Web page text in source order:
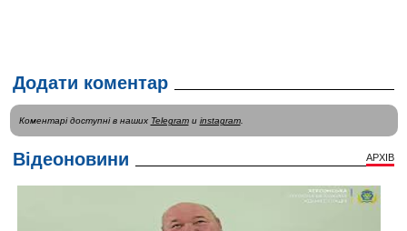
Додати коментар
Коментарі доступні в наших Telegramи instagram.
Відеоновини АРХІВ